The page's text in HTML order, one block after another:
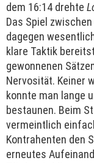
dem 16:14 drehte
Das Spiel zwischen
dagegen
klare Taktik
gewonnenen
Nervosität. Keiner
konnte man lange
bestaunen. Beim
vermeintlich
Kontrahenten den
erneutes